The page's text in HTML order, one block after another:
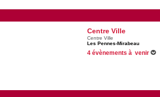
Centre Ville
Centre Ville
Les Pennes-Mirabeau
4 évènements à venir